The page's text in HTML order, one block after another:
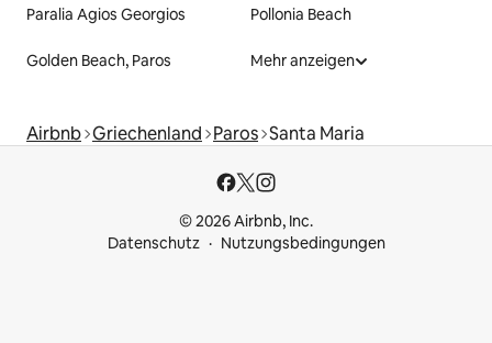
Paralia Agios Georgios Pollonia Beach
Golden Beach, Paros Mehr anzeigen
Airbnb Griechenland Paros Santa Maria
© 2026 Airbnb, Inc.
Datenschutz
Nutzungsbedingungen